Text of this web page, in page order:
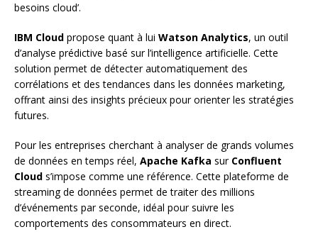
besoins cloud’.
IBM Cloud propose quant à lui Watson Analytics, un outil
d’analyse prédictive basé sur l’intelligence artificielle. Cette
solution permet de détecter automatiquement des
corrélations et des tendances dans les données marketing,
offrant ainsi des insights précieux pour orienter les stratégies
futures.
Pour les entreprises cherchant à analyser de grands volumes
de données en temps réel, Apache Kafka sur Confluent
Cloud s’impose comme une référence. Cette plateforme de
streaming de données permet de traiter des millions
d’événements par seconde, idéal pour suivre les
comportements des consommateurs en direct.